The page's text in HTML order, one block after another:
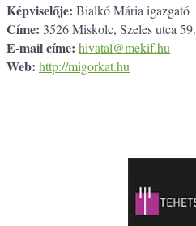
Képviselője: Bialkó Mária igazgató
Címe: 3526 Miskolc, Szeles utca 59.
E-mail címe: hivatal@mekif.hu
Web: http://migorkat.hu